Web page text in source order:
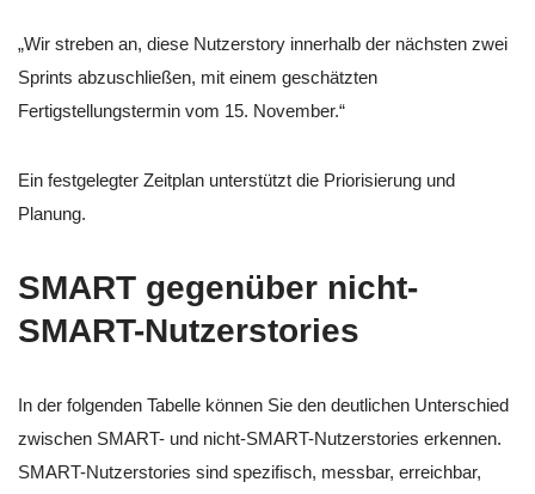
„Wir streben an, diese Nutzerstory innerhalb der nächsten zwei
Sprints abzuschließen, mit einem geschätzten
Fertigstellungstermin vom 15. November.“
Ein festgelegter Zeitplan unterstützt die Priorisierung und
Planung.
SMART gegenüber nicht-
SMART-Nutzerstories
In der folgenden Tabelle können Sie den deutlichen Unterschied
zwischen SMART- und nicht-SMART-Nutzerstories erkennen.
SMART-Nutzerstories sind spezifisch, messbar, erreichbar,